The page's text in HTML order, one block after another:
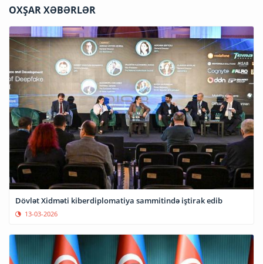
OXŞAR XƏBƏRLƏR
Dövlət Xidməti kiberdiplomatiya sammitində iştirak edib
13-03-2026